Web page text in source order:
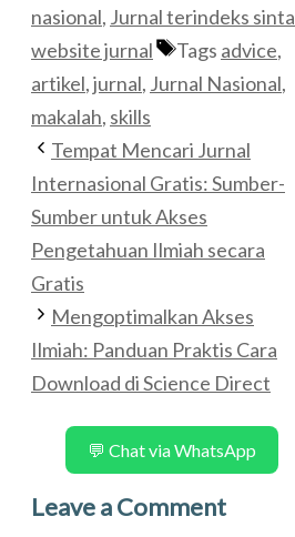
nasional, Jurnal terindeks sinta
website jurnal
Tags advice,
artikel,jurnal, Jurnal Nasional,
makalah, skills
Tempat Mencari Jurnal
Internasional Gratis: Sumber-
Sumber untuk Akses
Pengetahuan Ilmiah secara
Gratis
Mengoptimalkan Akses
Ilmiah: Panduan Praktis Cara
Download di Science Direct
💬 Chat via WhatsApp
Leave a Comment